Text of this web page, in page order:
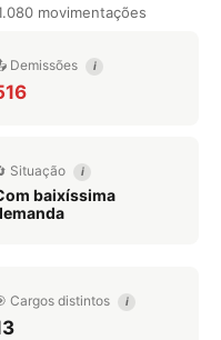
movimentações
Demissões i
Situação i
baixíssima
Cargos distintos i